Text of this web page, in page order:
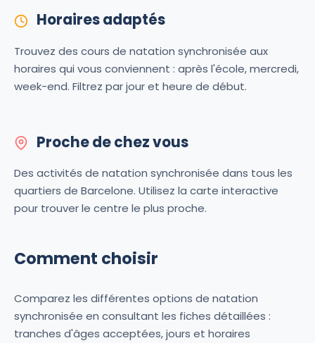
Horaires adaptés
Trouvez des cours de natation synchronisée aux
horaires qui vous conviennent : après l'école, mercredi,
week-end. Filtrez par jour et heure de début.
Proche de chez vous
Des activités de natation synchronisée dans tous les
quartiers de Barcelone. Utilisez la carte interactive
pour trouver le centre le plus proche.
Comment choisir
Comparez les différentes options de natation
synchronisée en consultant les fiches détaillées :
tranches d'âges acceptées, jours et horaires